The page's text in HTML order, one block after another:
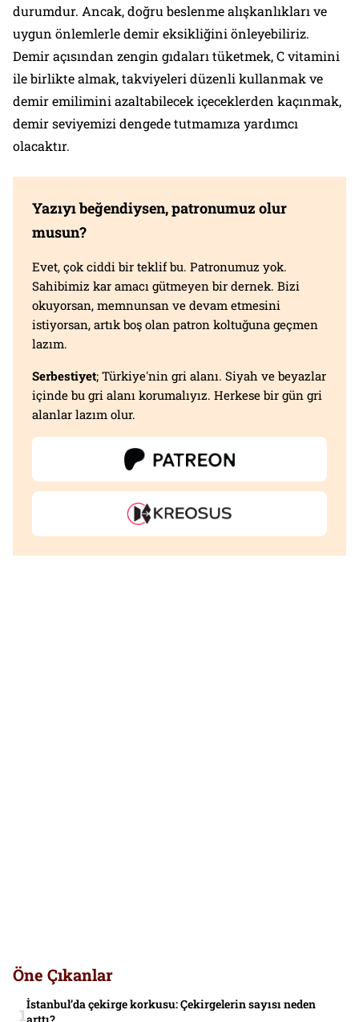
durumdur. Ancak, doğru beslenme alışkanlıkları ve
uygun önlemlerle demir eksikliğini önleyebiliriz.
Demir açısından zengin gıdaları tüketmek, C vitamini
ile birlikte almak, takviyeleri düzenli kullanmak ve
demir emilimini azaltabilecek içeceklerden kaçınmak,
demir seviyemizi dengede tutmamıza yardımcı
olacaktır.
Yazıyı beğendiysen, patronumuz olur
musun?
Evet, çok ciddi bir teklif bu. Patronumuz yok.
Sahibimiz kar amacı gütmeyen bir dernek. Bizi
okuyorsan, memnunsan ve devam etmesini
istiyorsan, artık boş olan patron koltuğuna geçmen
lazım.
Serbestiyet; Türkiye'nin gri alanı. Siyah ve beyazlar
içinde bu gri alanı korumalıyız. Herkese bir gün gri
alanlar lazım olur.
Öne Çıkanlar
İstanbul’da çekirge korkusu: Çekirgelerin sayısı neden